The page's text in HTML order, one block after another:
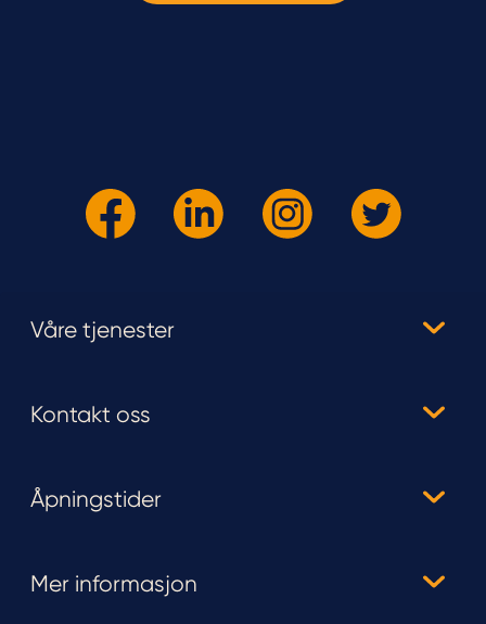
Våre tjenester
Kontakt oss
Åpningstider
Mer informasjon